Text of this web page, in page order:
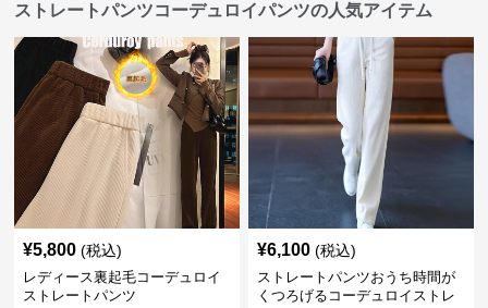
ストレートパンツコーデュロイパンツの人気アイテム
¥5,800 (税込)
レディース裏起毛コーデュロイ
ストレートパンツ
¥6,100 (税込)
ストレートパンツおうち時間が
くつろげるコーデュロイストレ